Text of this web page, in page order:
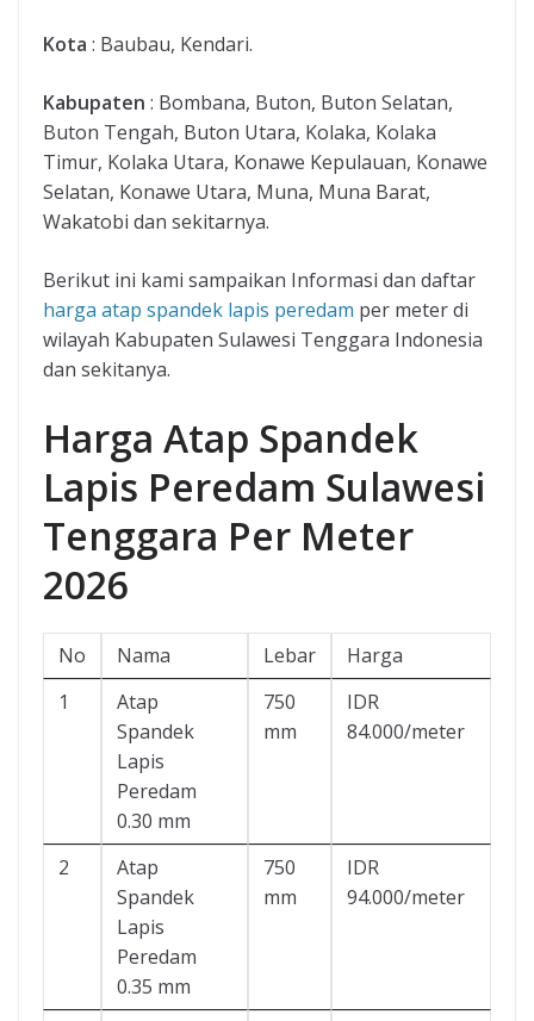
Kota : Baubau, Kendari.
Kabupaten : Bombana, Buton, Buton Selatan,
Buton Tengah, Buton Utara, Kolaka, Kolaka
Timur, Kolaka Utara, Konawe Kepulauan, Konawe
Selatan, Konawe Utara, Muna, Muna Barat,
Wakatobi dan sekitarnya.
Berikut ini kami sampaikan Informasi dan daftar
harga atap spandek lapis peredam per meter di
wilayah Kabupaten Sulawesi Tenggara Indonesia
dan sekitanya.
Harga Atap Spandek
Lapis Peredam Sulawesi
Tenggara Per Meter
2026
No Nama Lebar
Harga
1
Atap
Spandek
Lapis
Peredam
0.30 mm
750
mm
IDR
84.000/meter
2
Atap
Spandek
Lapis
Peredam
0.35 mm
750
mm
IDR
94.000/meter